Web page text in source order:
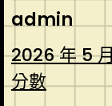
admin
2026 年 5
分數